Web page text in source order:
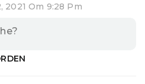
2021 Om 9:28 Pm